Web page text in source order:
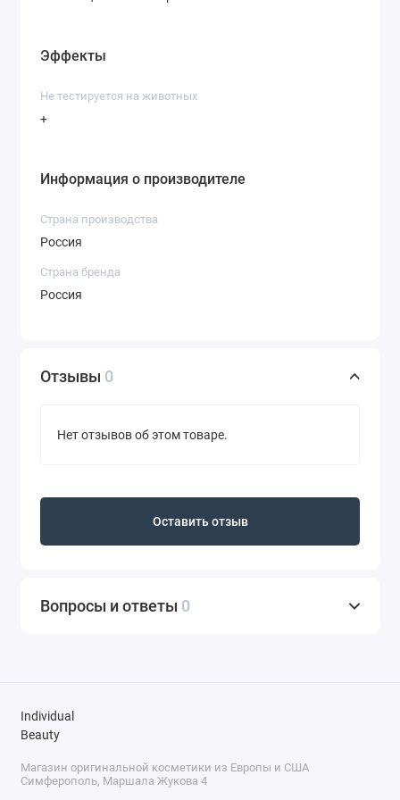
Эффекты
Не тестируется на животных
+
Информация о производителе
Страна производства
Россия
Страна бренда
Россия
Отзывы 0
Нет отзывов об этом товаре.
Оставить отзыв
Вопросы и ответы 0
Individual
Beauty
Магазин оригинальной косметики из Европы и США
Симферополь, Маршала Жукова 4